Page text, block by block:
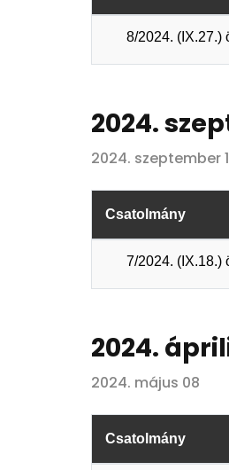
8/2024. (IX.27.)
2024.
2024. szeptember
Csatolmány
7/2024. (IX.18.)
2024.
2024. május 08
Csatolmány